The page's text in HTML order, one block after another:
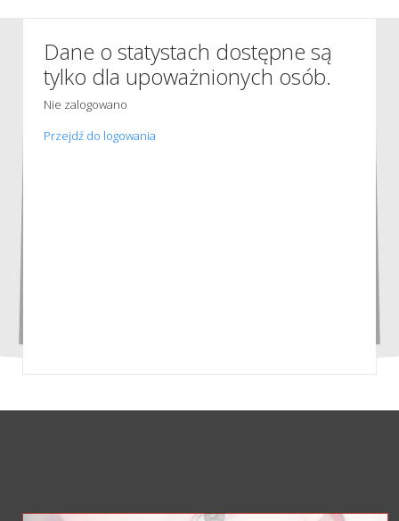
Dane o statystach dostępne są
tylko dla upoważnionych osób.
Nie zalogowano
Przejdź do logowania